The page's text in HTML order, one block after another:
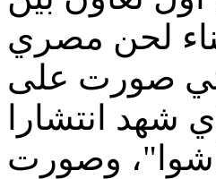
لحن مصري
صورت على
كليب، تلاه ألبوم سنة 1996 الذي شهد انتشارا
وصورت